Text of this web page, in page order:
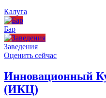
Калуга
Бар
Заведения
Оценить сейчас
Инновационный
(ИКЦ)